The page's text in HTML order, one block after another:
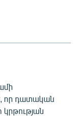
որ դատական
կրթության